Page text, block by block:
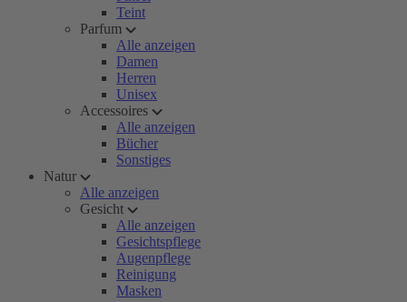
Teint
Parfum
Alle anzeigen
Damen
Herren
Unisex
Accessoires
Alle anzeigen
Bücher
Sonstiges
Natur
Alle anzeigen
Gesicht
Alle anzeigen
Gesichtspflege
Augenpflege
Reinigung
Masken